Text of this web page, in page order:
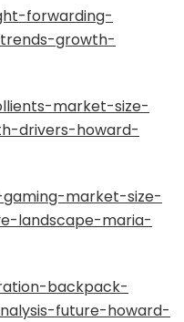
forwarding-
growth-
market-size-
drivers-howard-
gaming-market-size-
landscape-maria-
backpack-
future-howard-